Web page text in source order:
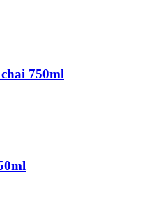
750ml